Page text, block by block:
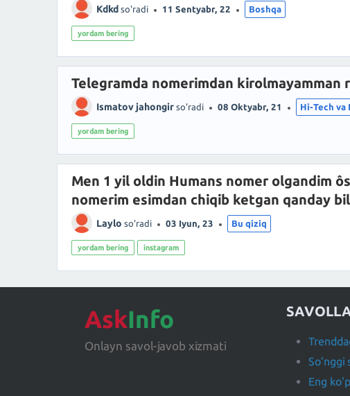
Kdkd so'radi 11 Sentyabr, 22 Boshqa
yordam bering
Telegramda nomerimdan
Ismatov jahongir so'radi 08 Oktyabr, 21 Hi-Tech va
yordam bering
Men 1 yil oldin Humans nomer olgandim
nomerim esimdan chiqib ketgan qanday
Laylo so'radi 03 Iyun, 23 Bu qiziq
yordam bering instagram
AskInfo
Onlayn savol-javob xizmati
So'nggi
Eng